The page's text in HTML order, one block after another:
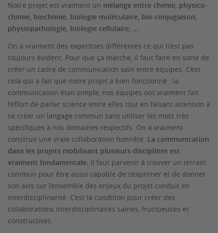
Notre projet est vraiment un mélange entre chimie, physico-
chimie, biochimie, biologie moléculaire, bio-conjugaison,
physiopathologie, biologie cellulaire, …
On a vraiment des expertises différentes ce qui n’est pas
toujours évident. Pour que ça marche, il faut faire en sorte de
créer un cadre de communication sain entre équipes. C’est
cela qui a fait que notre projet a bien fonctionné : la
communication était simple, nos équipes ont vraiment fait
l’effort de parler science entre elles tout en faisant attention à
se créer un langage commun sans utiliser les mots très
spécifiques à nos domaines respectifs. On a vraiment
construit une vraie collaboration honnête. La communication
dans les projets mobilisant plusieurs disciplines est
vraiment fondamentale. Il faut parvenir à trouver un terrain
commun pour être aussi capable de s’exprimer et de donner
son avis sur l’ensemble des enjeux du projet conduit en
interdisciplinarité. C’est la condition pour créer des
collaborations interdisciplinaires saines, fructueuses et
constructives.